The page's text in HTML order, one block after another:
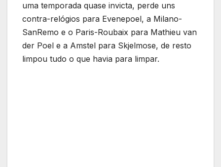
uma temporada quase invicta, perde uns
contra-relógios para Evenepoel, a Milano-
SanRemo e o Paris-Roubaix para Mathieu van
der Poel e a Amstel para Skjelmose, de resto
limpou tudo o que havia para limpar.